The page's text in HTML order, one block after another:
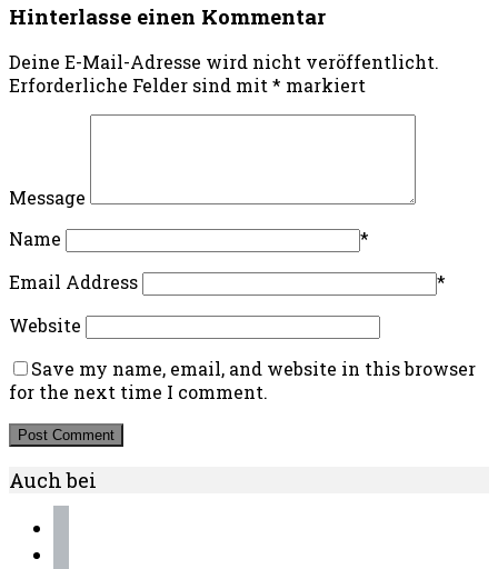
Hinterlasse einen Kommentar
Deine E-Mail-Adresse wird nicht veröffentlicht.
Erforderliche Felder sind mit* markiert
Message
Name
*
Email Address
*
Website
Save my name, email, and website in this browser
for the next time I comment.
Auch bei